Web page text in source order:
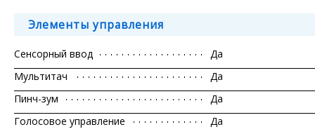
Элементы управления
Сенсорный ввод
Да
Мультитач
Да
Пинч-зум
Да
Голосовое управление
Да